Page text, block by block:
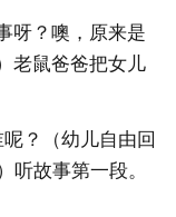
呀？噢，原来是
老鼠爸爸把女儿
？（幼儿自由回
听故事第一段。